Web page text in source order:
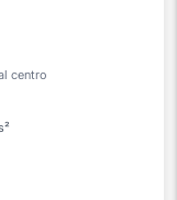
centro
Piscina